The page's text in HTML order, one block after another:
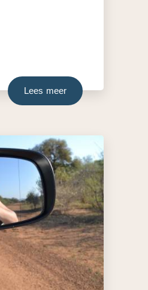
Lees meer